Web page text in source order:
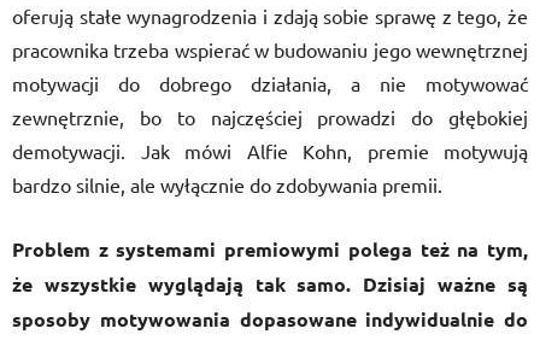
oferują stałe wynagrodzenia i zdają sobie sprawę z tego, że
pracownika trzeba wspierać w budowaniu jego wewnętrznej
motywacji do dobrego działania, a nie motywować
zewnętrznie, bo to najczęściej prowadzi do głębokiej
demotywacji. Jak mówi Alfie Kohn, premie motywują
bardzo silnie, ale wyłącznie do zdobywania premii.
Problem z systemami premiowymi polega też na tym,
że wszystkie wyglądają tak samo. Dzisiaj ważne są
sposoby motywowania dopasowane indywidualnie do